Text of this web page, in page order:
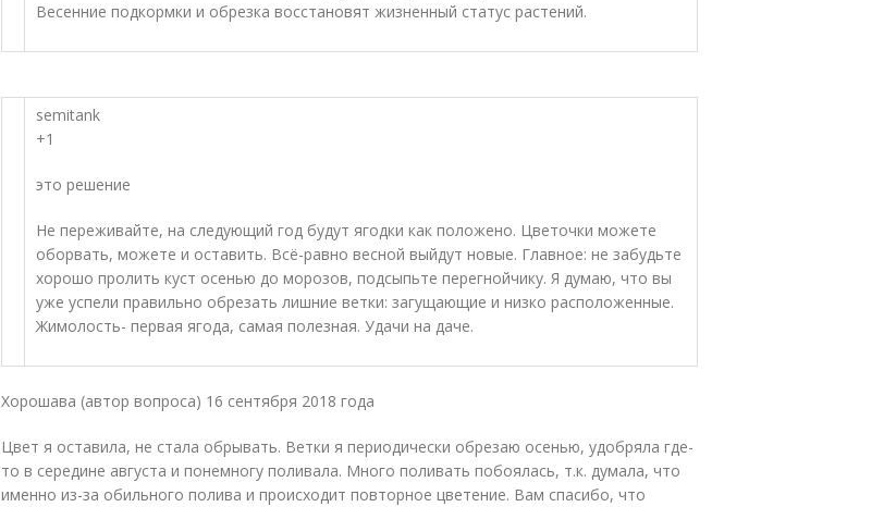
Весенние подкормки и обрезка восстановят жизненный статус растений.
semitank
+1
это решение
Не переживайте, на следующий год будут ягодки как положено. Цветочки можете
оборвать, можете и оставить. Всё-равно весной выйдут новые. Главное: не забудьте
хорошо пролить куст осенью до морозов, подсыпьте перегнойчику. Я думаю, что вы
уже успели правильно обрезать лишние ветки: загущающие и низко расположенные.
Жимолость- первая ягода, самая полезная. Удачи на даче.
Хорошава (автор вопроса) 16 сентября 2018 года
Цвет я оставила, не стала обрывать. Ветки я периодически обрезаю осенью, удобряла где-
то в середине августа и понемногу поливала. Много поливать побоялась, т.к. думала, что
именно из-за обильного полива и происходит повторное цветение. Вам спасибо, что